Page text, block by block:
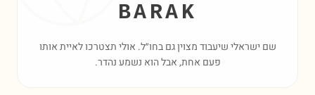
BARAK
שם ישראלי שיעבוד מצוין גם בחו״ל. אולי תצטרכו לאיית אותו
פעם אחת, אבל הוא נשמע נהדר.